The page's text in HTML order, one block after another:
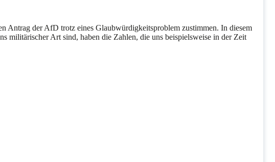
Antrag der AfD trotz eines Glaubwürdigkeitsproblem zustimmen. In diesem
militärischer Art sind, haben die Zahlen, die uns beispielsweise in der Zeit